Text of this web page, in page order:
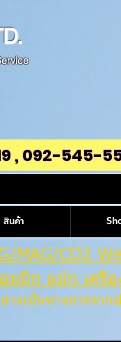
, 092-545-
สินค้า
MAG/CO2
อมมิก แม๊ก เครื่
างเป็นทางการจาก